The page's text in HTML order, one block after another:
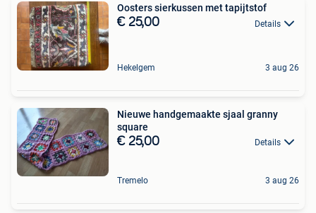
Oosters sierkussen met tapijtstof
€ 25,00 Details
Hekelgem 3 aug 26
Nieuwe handgemaakte sjaal granny
square
€ 25,00 Details
Tremelo 3 aug 26